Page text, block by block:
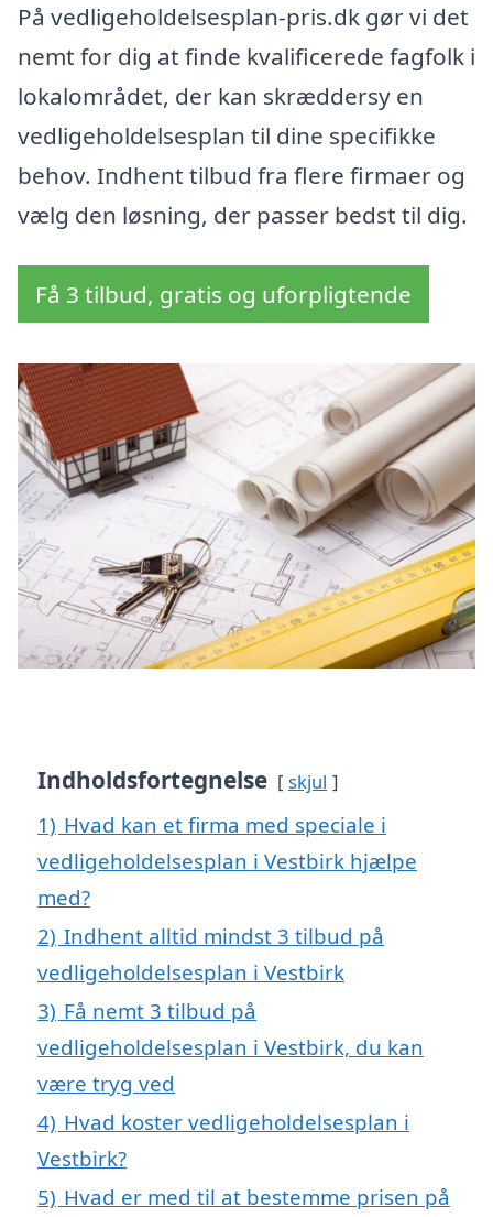
På vedligeholdelsesplan-pris.dk gør vi det
nemt for dig at finde kvalificerede fagfolk i
lokalområdet, der kan skræddersy en
vedligeholdelsesplan til dine specifikke
behov. Indhent tilbud fra flere firmaer og
vælg den løsning, der passer bedst til dig.
Få 3 tilbud, gratis og uforpligtende
Indholdsfortegnelse skjul
1) Hvad kan et firma med speciale i
vedligeholdelsesplan i Vestbirk hjælpe
med?
2) Indhent alltid mindst 3 tilbud på
vedligeholdelsesplan i Vestbirk
3) Få nemt 3 tilbud på
vedligeholdelsesplan i Vestbirk, du kan
være tryg ved
4) Hvad koster vedligeholdelsesplan i
Vestbirk?
5) Hvad er med til at bestemme prisen på